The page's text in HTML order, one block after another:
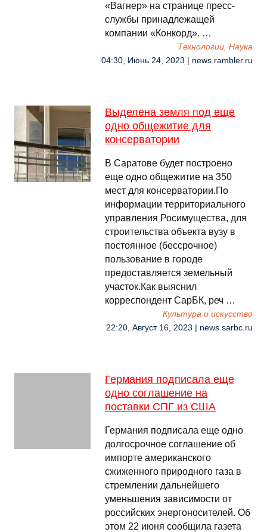
«Вагнер» на странице пресс-
службы принадлежащей
компании «Конкорд». …
Технологии, Наука
04:30, Июнь 24, 2023 | news.rambler.ru
Выделена земля под еще
одно общежитие для
консерватории
В Саратове будет построено
еще одно общежитие на 350
мест для консерватории.По
информации территориального
управления Росимущества, для
строительства объекта вузу в
постоянное (бессрочное)
пользование в городе
предоставляется земельный
участок.Как выяснил
корреспондент СарБК, реч …
Культура и искусство
22:20, Август 16, 2023 | news.sarbc.ru
Германия подписала еще
одно соглашение на
поставки СПГ из США
Германия подписала еще одно
долгосрочное соглашение об
импорте американского
сжиженного природного газа в
стремлении дальнейшего
уменьшения зависимости от
российских энергоносителей. Об
этом 22 июня сообщила газета